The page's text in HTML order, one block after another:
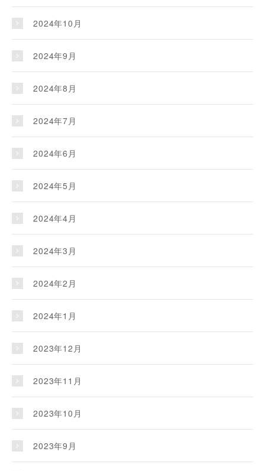
2024年10月
2024年9月
2024年8月
2024年7月
2024年6月
2024年5月
2024年4月
2024年3月
2024年2月
2024年1月
2023年12月
2023年11月
2023年10月
2023年9月